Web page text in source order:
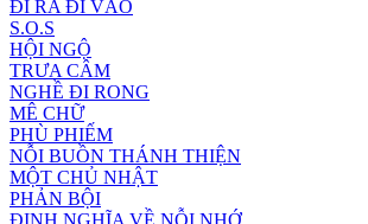
ĐI RA ĐI VÀO
S.O.S
HỘI NGỘ
TRƯA CÂM
NGHỀ ĐI RONG
MÊ CHỮ
PHÙ PHIẾM
NỖI BUỒN THÁNH THIỆN
MỘT CHỦ NHẬT
PHẢN BỘI
ĐỊNH NGHĨA VỀ NỖI NHỚ